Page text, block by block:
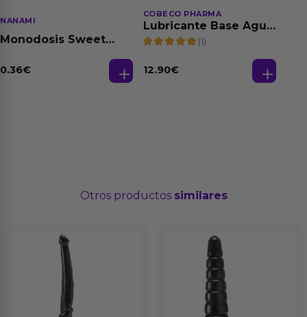
NANAMI
Monodosis Sweet
0.36€
COBECO PHARMA
Lubricante Base Agua
100% Natural 125 ml
(1)
12.90€
Otros productos similares